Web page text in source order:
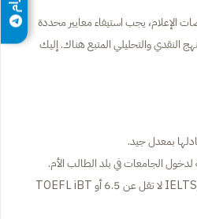
الإعلام، يجب استيفاء معايير محددة
النقدي والتحليلي المتبع هناك. إليك
بمعدل جيد.
الجامعات في بلد الطالب الأم.
شهادة إتقان اللغة الإنجليزية (IELTS لا تقل عن 6.5 أو TOEFL iBT